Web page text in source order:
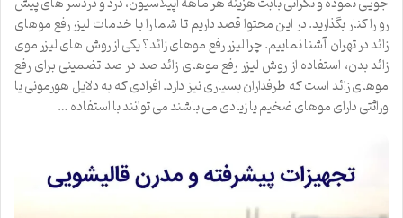
رو را کنار بگذارید. در این محتوا قصد داریم تا شما را با خدمات لیزر رفع موهای
زائد در تهران آشنا نماییم. چرا لیزر رفع موهای زائد؟ یکی از روش‌ های لیزر موی
زائد بدن، استفاده از روش لیزر رفع موهای زائد صد در صد تضمینی برای رفع
موهای زائد است که طرفداران بسیاری نیز دارد. افرادی که به دلایل هورمونی یا
وراثتی دارای موهای ضخیم یا زیادی می باشند می توانند با استفاده …